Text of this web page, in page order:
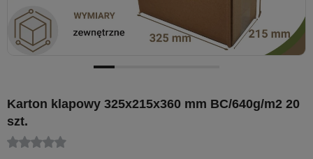
Karton klapowy 325x215x360 mm BC/640g/m2 20
szt.